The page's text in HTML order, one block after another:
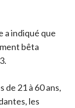
a indiqué que
bêta
de 21 à 60 ans,
les